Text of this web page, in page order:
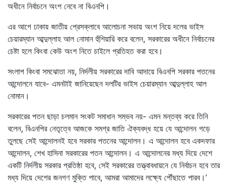
অধীনে নির্বাচনে অংশ নেবে না বিএনপি।
এর আগে ঢাকায় জাতীয় প্রেসক্লাবে আলোচনা সভায় অংশ নিয়ে দলের ভাইস
চেয়ারম্যান আব্দুল্লাহ আল নোমান হুঁশিয়ারি করে বলেন, সরকারের অধীনে নির্বাচনের
চেষ্টা হলে কিংবা কেউ অংশ নিতে চাইলে প্রতিহত করা হবে।
সংলাপ কিংবা সমঝোতা নয়, নির্দলীয় সরকারের দাবি আদায়ে বিএনপি সরকার পতনের
আন্দোলনে যাবে- এমনটাই জানিয়েছেন দলটির ভাইস চেয়ারম্যান আব্দুল্লাহ আল
নোমান।
সরকারের পতন ছাড়া চলমান সংকট সমাধান সম্ভব নয়- এমন মন্তব্য করে তিনি
বলেন, বিএনপির নেতৃত্বে আজকে সমগ্র জাতি ঐক্যবদ্ধ হয়ে যে আন্দোলন গড়ে
তুলছে সেই আন্দোলনই হবে সরকার পতনের আন্দোলন। এ আন্দোলন হবে একদফার
আন্দোলন, শেখ হাসিনা সরকারের পতন আন্দোলন। এ আন্দোলনের মধ্য দিয়ে দেশে
একটি নির্দলীয় সরকার প্রতিষ্ঠা হবে, সেই সরকারের তত্ত্বাবধায়নে যে নির্বাচন হবে তার
মধ্য দিয়ে দেশের জনগণ মুক্তি পাবে, আমরা আমাদের লক্ষ্যে পৌঁছাতে পারব।’